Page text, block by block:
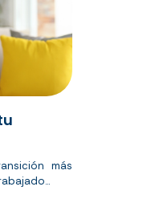
más